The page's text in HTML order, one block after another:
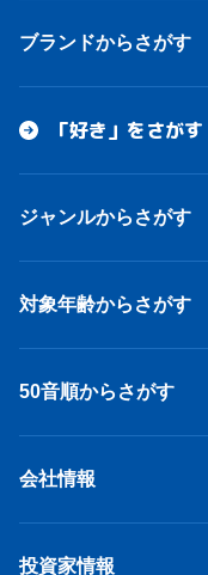
ブランドからさがす
「好き」をさがす
ジャンルからさがす
対象年齢からさがす
50音順からさがす
会社情報
投資家情報